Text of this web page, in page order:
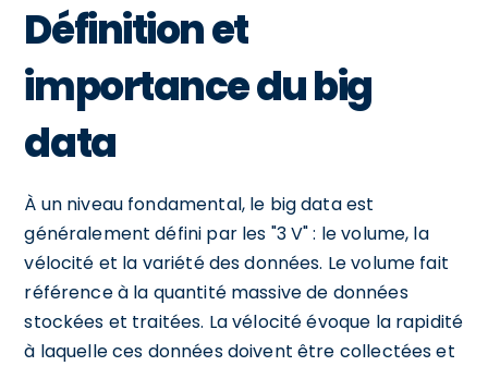
Définition et
importance du big
data
À un niveau fondamental, le big data est
généralement défini par les "3 V" : le volume, la
vélocité et la variété des données. Le volume fait
référence à la quantité massive de données
stockées et traitées. La vélocité évoque la rapidité
à laquelle ces données doivent être collectées et